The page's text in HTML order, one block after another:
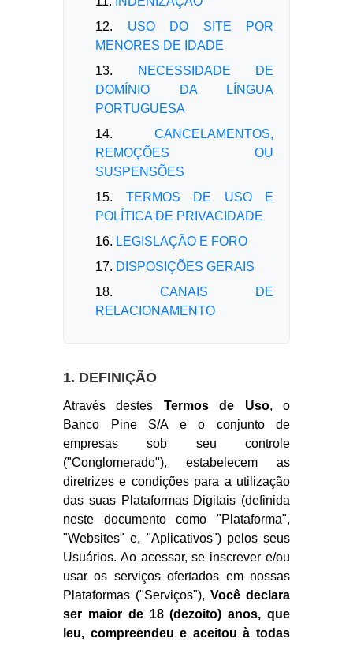
12. USO DO SITE POR
MENORES DE IDADE
13.
NECESSIDADE DE
DOMÍNIO DA LÍNGUA
PORTUGUESA
14. CANCELAMENTOS,
REMOÇÕES OU
SUSPENSÕES
15. TERMOS DE USO E
POLÍTICA DE PRIVACIDADE
16. LEGISLAÇÃO E FORO
17. DISPOSIÇÕES GERAIS
18. CANAIS DE
RELACIONAMENTO
1. DEFINIÇÃO
Através destes Termos de Uso, o
Banco Pine S/A e o conjunto de
empresas sob seu controle
("Conglomerado"), estabelecem as
diretrizes e condições para a utilização
das suas Plataformas Digitais (definida
neste documento como "Plataforma",
"Websites" e, "Aplicativos") pelos seus
Usuários. Ao acessar, se inscrever e/ou
usar os serviços ofertados em nossas
Plataformas ("Serviços"), Você declara
ser maior de 18 (dezoito) anos, que
leu, compreendeu e aceitou à todas